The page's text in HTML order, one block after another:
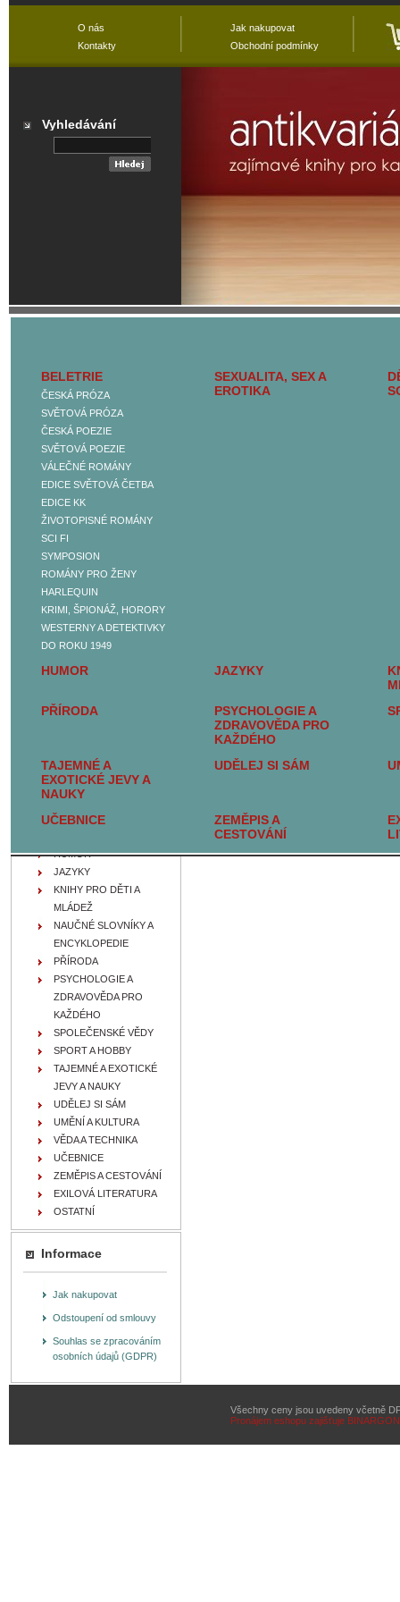
BELETRIE
ČESKÁ PRÓZA
SVĚTOVÁ PRÓZA
ČESKÁ POEZIE
SVĚTOVÁ POEZIE
VÁLEČNÉ ROMÁNY
EDICE SVĚTOVÁ ČETBA
EDICE KK
ŽIVOTOPISNÉ ROMÁNY
SCI FI
SYMPOSION
ROMÁNY PRO ŽENY
HARLEQUIN
KRIMI, ŠPIONÁŽ, HORORY
WESTERNY A DETEKTIVKY
DO ROKU 1949
SEXUALITA, SEX A
EROTIKA
HUMOR JAZYKY
PŘÍRODA
PSYCHOLOGIE A
ZDRAVOVĚDA PRO
KAŽDÉHO
TAJEMNÉ A
EXOTICKÉ JEVY A
NAUKY
UDĚLEJ SI SÁM
UČEBNICE
ZEMĚPIS A
CESTOVÁNÍ
Hlavní kategorie
BELETRIE
ČESKÁ PRÓZA
SVĚTOVÁ PRÓZA
ČESKÁ POEZIE
VÁLEČNÉ ROMÁNY
EDICE KK
SCI FI
KRIMI, ŠPIONÁŽ,
WESTERNY A
SEXUALITA, SEX A
EROTIKA
DĚJINY A SOUČASNOST
FILOZOFIE, IDEOLOGIE A
HUMOR
JAZYKY
KNIHY PRO DĚTI A
MLÁDEŽ
NAUČNÉ SLOVNÍKY A
ENCYKLOPEDIE
PŘÍRODA
PSYCHOLOGIE A
ZDRAVOVĚDA PRO
KAŽDÉHO
SPOLEČENSKÉ VĚDY
SPORT A HOBBY
TAJEMNÉ A EXOTICKÉ
JEVY A NAUKY
UDĚLEJ SI SÁM
UMĚNÍ A KULTURA
VĚDA A TECHNIKA
UČEBNICE
ZEMĚPIS A CESTOVÁNÍ
EXILOVÁ LITERATURA
OSTATNÍ
Informace
Jak nakupovat
Odstoupení od smlouvy
Souhlas se zpracováním
osobních údajů (GDPR)
Všechny ceny jsou uvedeny včetně
Pronájem eshopu zajišťuje
O nás
Kontakty
Jak nakupovat
Obchodní podmínky
Vyhledávání